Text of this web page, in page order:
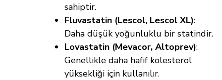
sahiptir.
Fluvastatin (Lescol, Lescol XL):
Daha düşük yoğunluklu bir statindir.
Lovastatin (Mevacor, Altoprev):
Genellikle daha hafif kolesterol
yüksekliği için kullanılır.